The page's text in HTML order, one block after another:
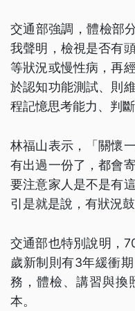
交通部強調，體檢部
我聲明，檢視是否有
等狀況或慢性病，再
於認知功能測試、則
程記憶思考能力、判
林福山表示，「關懷
有出過一份了，都會
要注意家人是不是有
引是就是說，有狀況
交通部也特別說明，
歲新制則有3年緩衝
務，體檢、講習與換
本。